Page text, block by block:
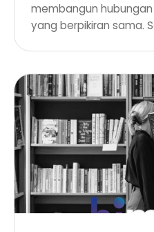
membangun
yang berpikiran sama.